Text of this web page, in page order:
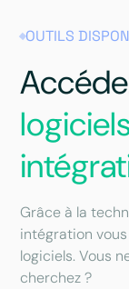
OUTILS
Grâce à la
intégration
logiciels. Vous
cherchez ?